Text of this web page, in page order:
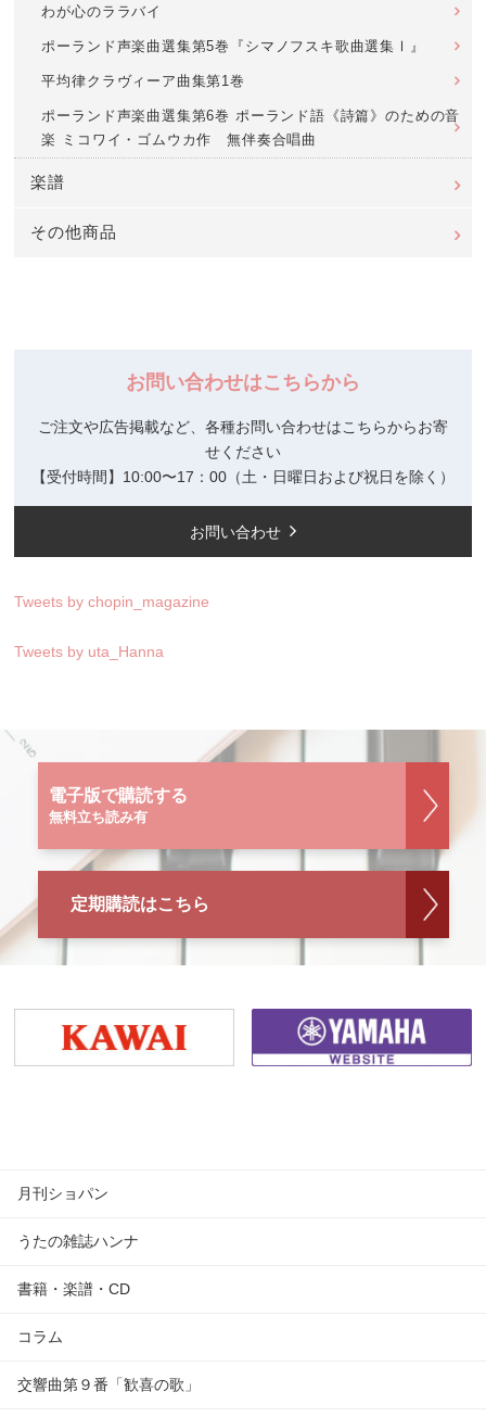
わが心のララバイ
ポーランド声楽曲選集第5巻『シマノフスキ歌曲選集Ⅰ』
平均律クラヴィーア曲集第1巻
ポーランド声楽曲選集第6巻 ポーランド語《詩篇》のための音
楽 ミコワイ・ゴムウカ作 無伴奏合唱曲
楽譜
その他商品
お問い合わせはこちらから
ご注文や広告掲載など、各種お問い合わせはこちらからお寄
せください
【受付時間】10:00〜17：00（土・日曜日および祝日を除く）
お問い合わせ
Tweets by chopin_magazine
Tweets by uta_Hanna
電子版で購読する
無料立ち読み有
定期購読はこちら
月刊ショパン
うたの雑誌ハンナ
書籍・楽譜・CD
コラム
交響曲第９番「歓喜の歌」